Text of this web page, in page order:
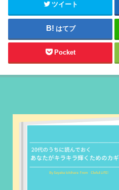
ツイート
はてブ
Pocket